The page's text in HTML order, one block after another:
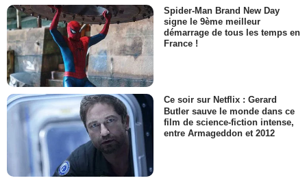
Spider-Man Brand New Day
signe le 9ème meilleur
démarrage de tous les temps en
France !
Ce soir sur Netflix : Gerard
Butler sauve le monde dans ce
film de science-fiction intense,
entre Armageddon et 2012